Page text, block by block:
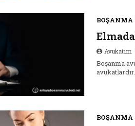
Avukatım
Boşanma